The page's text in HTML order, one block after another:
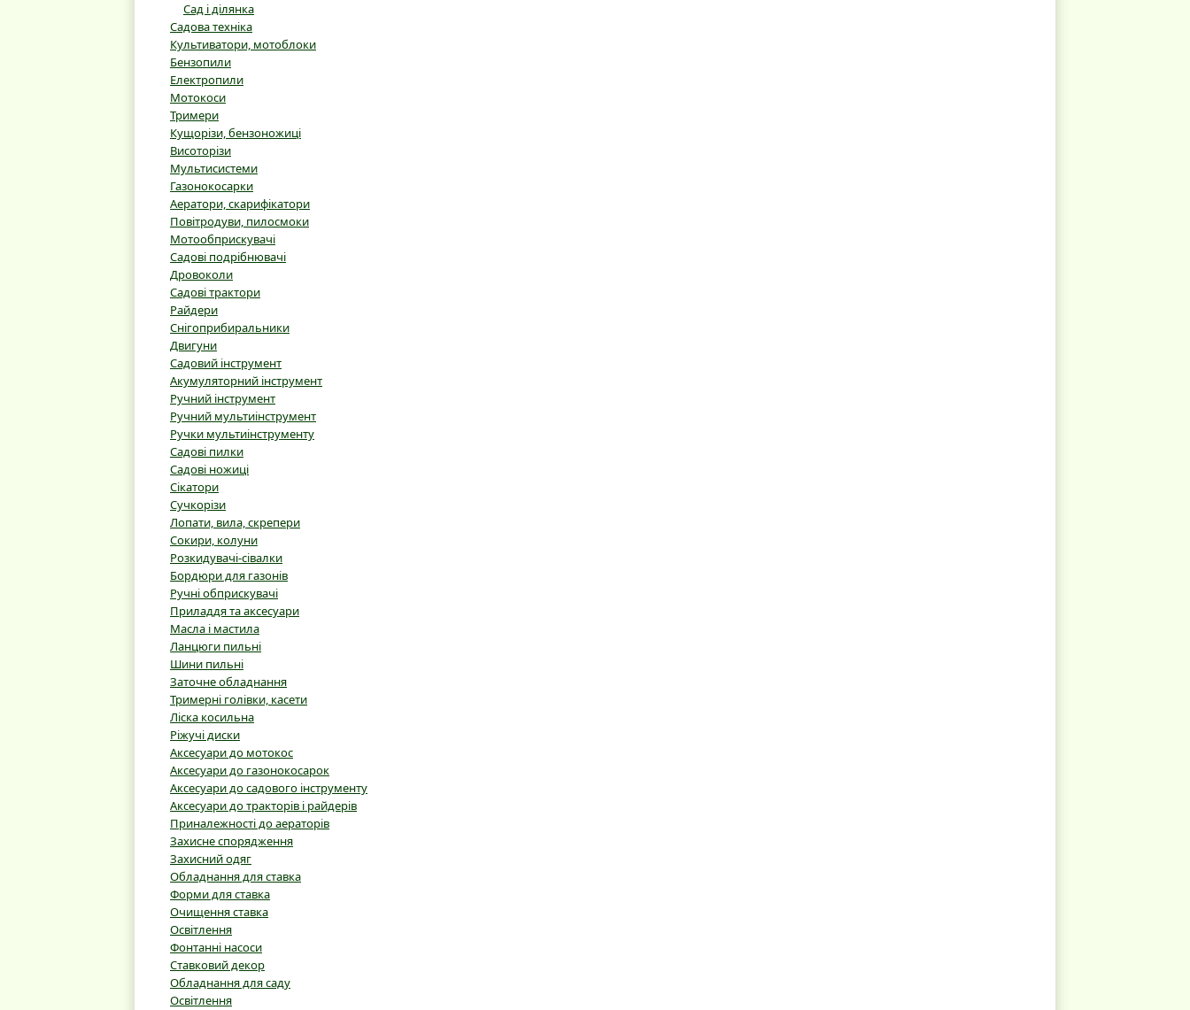
Сад і ділянка
Садова техніка
Культиватори, мотоблоки
Бензопили
Електропили
Мотокоси
Тримери
Кущорізи, бензоножиці
Висоторізи
Мультисистеми
Газонокосарки
Аератори, скарифікатори
Повітродуви, пилосмоки
Мотообприскувачі
Садові подрібнювачі
Дровоколи
Садові трактори
Райдери
Снігоприбиральники
Двигуни
Садовий інструмент
Акумуляторний інструмент
Ручний інструмент
Ручний мультиінструмент
Ручки мультиінструменту
Садові пилки
Садові ножиці
Сікатори
Сучкорізи
Лопати, вила, скрепери
Сокири, колуни
Розкидувачі-сівалки
Бордюри для газонів
Ручні обприскувачі
Приладдя та аксесуари
Масла і мастила
Ланцюги пильні
Шини пильні
Заточне обладнання
Тримерні голівки, касети
Ліска косильна
Ріжучі диски
Аксесуари до мотокос
Аксесуари до газонокосарок
Аксесуари до садового інструменту
Аксесуари до тракторів і райдерів
Приналежності до аераторів
Захисне спорядження
Захисний одяг
Обладнання для ставка
Форми для ставка
Очищення ставка
Освітлення
Фонтанні насоси
Ставковий декор
Обладнання для саду
Освітлення